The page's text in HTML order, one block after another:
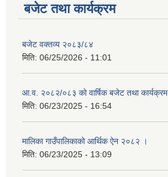
बजेट तथा कार्यक्रम
बजेट वक्तव्य २०८३/८४
मिति: 06/25/2026 - 11:01
आ.व. २०८२/०८३ को वार्षिक बजेट तथा कार्यक्रम
मिति: 06/23/2025 - 16:54
मालिका गाउँपालिकाको आर्थिक ऐन २०८२ ।
मिति: 06/23/2025 - 13:09